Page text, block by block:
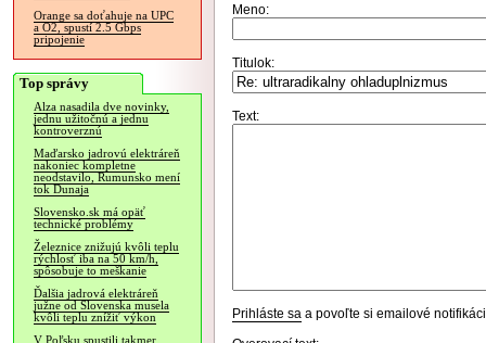
Orange sa doťahuje na UPC
a O2, spustí 2.5 Gbps
pripojenie
Top správy
Alza nasadila dve novinky,
jednu užitočnú a jednu
kontroverznú
Maďarsko jadrovú elektráreň
nakoniec kompletne
neodstavilo, Rumunsko mení
tok Dunaja
Slovensko.sk má opäť
technické problémy
Železnice znižujú kvôli teplu
rýchlosť iba na 50 km/h,
spôsobuje to meškanie
Ďalšia jadrová elektráreň
južne od Slovenska musela
kvôli teplu znížiť výkon
V Poľsku spustili takmer
Meno:
Titulok:
Text:
Prihláste sa a povoľte si emailové